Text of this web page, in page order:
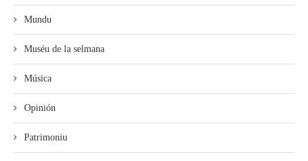
Mundu
Muséu de la selmana
Música
Opinión
Patrimoniu